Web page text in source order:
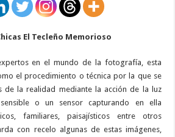
El Tecleño Memorioso
en el mundo de la fotografía, esta
el procedimiento o técnica por la que se
de la realidad mediante la acción de la luz
o un sensorcapturando en ella
familiares, paisajísticos entre otros
con recelo algunas de estas imágenes,